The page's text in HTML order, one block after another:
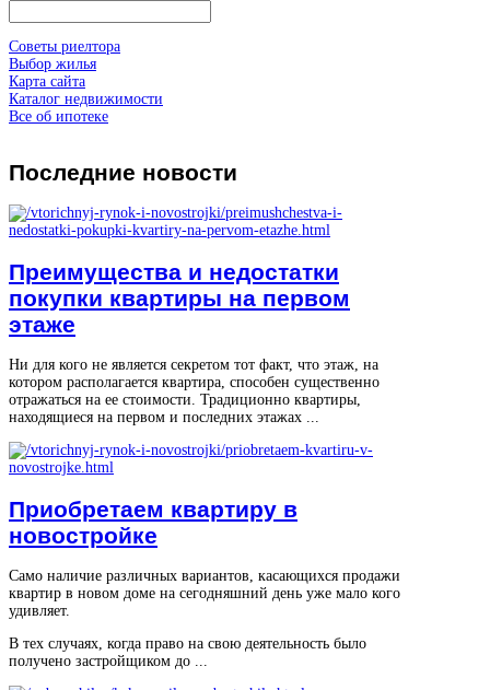
Советы риелтора
Выбор жилья
Карта сайта
Каталог недвижимости
Все об ипотеке
Последние новости
Преимущества и недостатки
покупки квартиры на первом
этаже
Ни для кого не является секретом тот факт, что этаж, на
котором располагается квартира, способен существенно
отражаться на ее стоимости. Традиционно квартиры,
находящиеся на первом и последних этажах ...
Приобретаем квартиру в
новостройке
Само наличие различных вариантов, касающихся продажи
квартир в новом доме на сегодняшний день уже мало кого
удивляет.
В тех случаях, когда право на свою деятельность было
получено застройщиком до ...